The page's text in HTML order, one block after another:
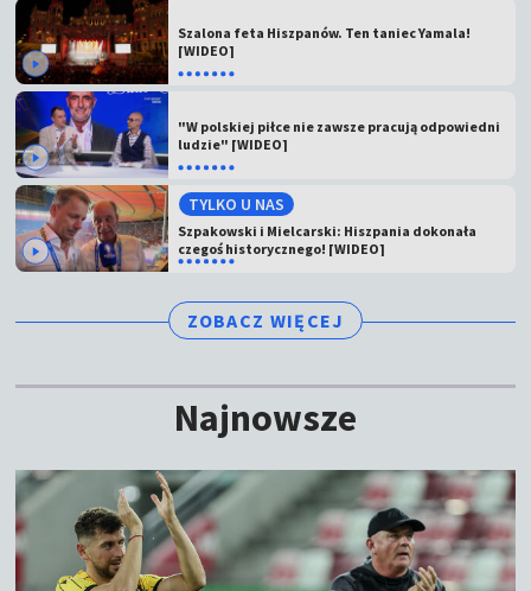
Szalona feta Hiszpanów. Ten taniec Yamala!
[WIDEO]
"W polskiej piłce nie zawsze pracują odpowiedni
ludzie" [WIDEO]
TYLKO U NAS
Szpakowski i Mielcarski: Hiszpania dokonała
czegoś historycznego! [WIDEO]
ZOBACZ WIĘCEJ
Najnowsze